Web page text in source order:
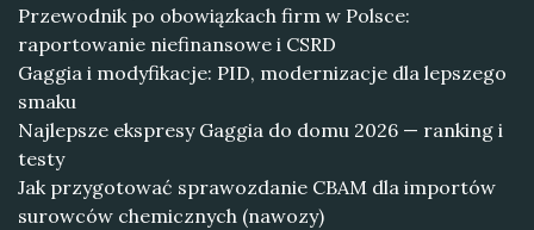
Przewodnik po obowiązkach firm w Polsce:
raportowanie niefinansowe i CSRD
Gaggia i modyfikacje: PID, modernizacje dla lepszego
smaku
Najlepsze ekspresy Gaggia do domu 2026 — ranking i
testy
Jak przygotować sprawozdanie CBAM dla importów
surowców chemicznych (nawozy)